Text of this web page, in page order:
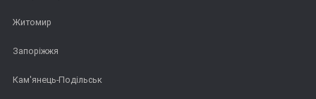
Житомир
Запоріжжя
Кам'янець-Подільськ